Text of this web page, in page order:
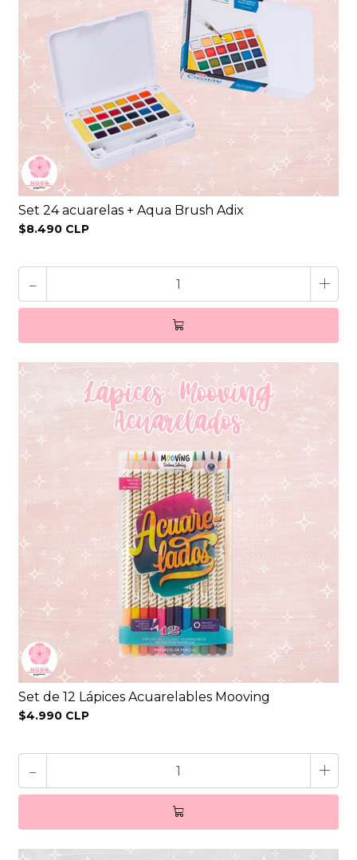
Set 24 acuarelas + Aqua Brush Adix
$8.490 CLP
- +
Set de 12 Lápices Acuarelables Mooving
$4.990 CLP
- +